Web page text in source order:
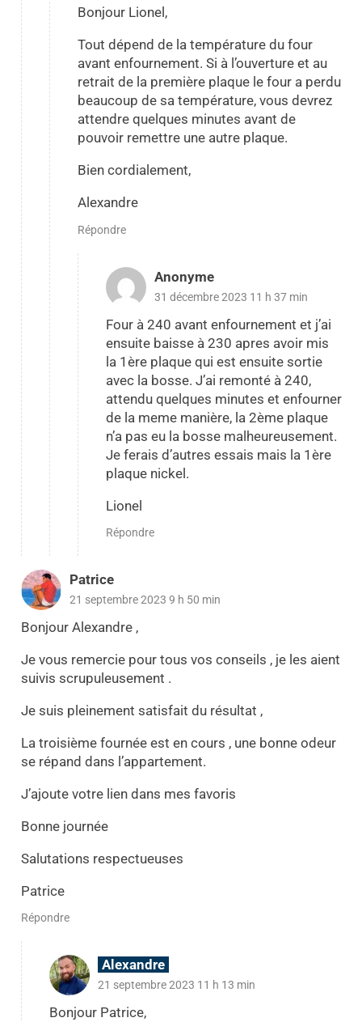
Bonjour Lionel,
Tout dépend de la température du four
avant enfournement. Si à l’ouverture et au
retrait de la première plaque le four a perdu
beaucoup de sa température, vous devrez
attendre quelques minutes avant de
pouvoir remettre une autre plaque.
Bien cordialement,
Alexandre
Répondre
Anonyme
31 décembre 2023 11 h 37 min
Four à 240 avant enfournement et j’ai
ensuite baisse à 230 apres avoir mis
la 1ère plaque qui est ensuite sortie
avec la bosse. J’ai remonté à 240,
attendu quelques minutes et enfourner
de la meme manière, la 2ème plaque
n’a pas eu la bosse malheureusement.
Je ferais d’autres essais mais la 1ère
plaque nickel.
Lionel
Répondre
Patrice
21 septembre 2023 9 h 50 min
Bonjour Alexandre ,
Je vous remercie pour tous vos conseils , je les aient
suivis scrupuleusement .
Je suis pleinement satisfait du résultat ,
La troisième fournée est en cours , une bonne odeur
se répand dans l’appartement.
J’ajoute votre lien dans mes favoris
Bonne journée
Salutations respectueuses
Patrice
Répondre
Alexandre
21 septembre 2023 11 h 13 min
Bonjour Patrice,